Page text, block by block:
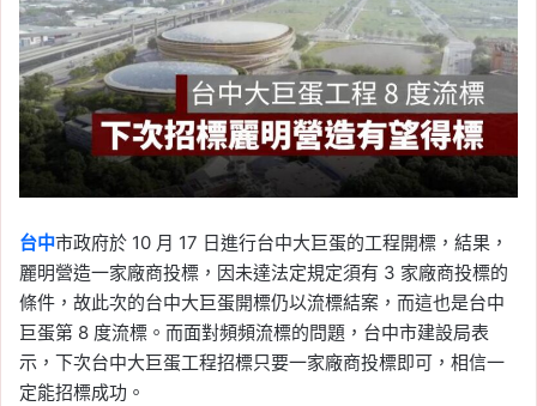
台中市政府於 10 月 17 日進行台中大巨蛋的工程開標，結果，
麗明營造一家廠商投標，因未達法定規定須有 3 家廠商投標的
條件，故此次的台中大巨蛋開標仍以流標結案，而這也是台中
巨蛋第 8 度流標。而面對頻頻流標的問題，台中市建設局表
示，下次台中大巨蛋工程招標只要一家廠商投標即可，相信一
定能招標成功。